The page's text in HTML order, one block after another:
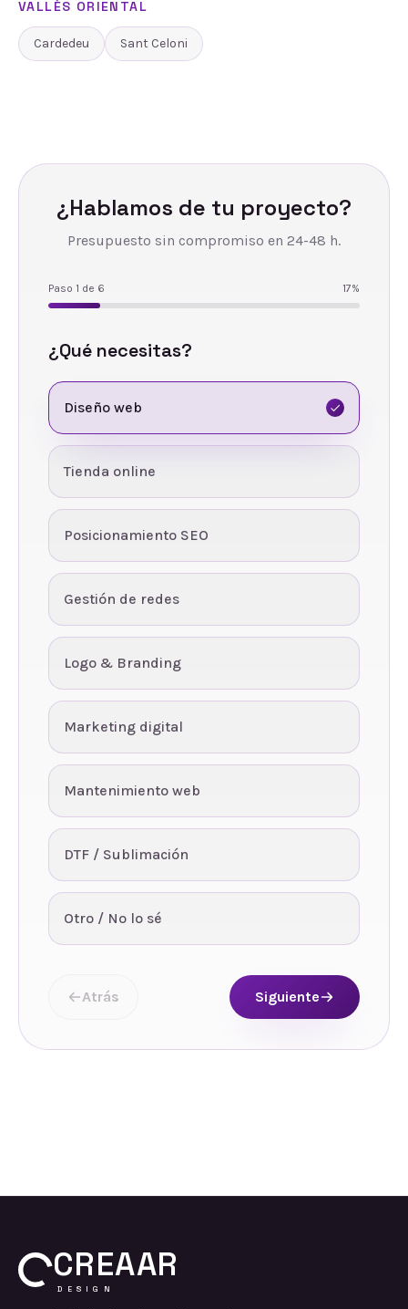
VALLÈS ORIENTAL
Cardedeu Sant Celoni
¿Hablamos de tu proyecto?
Presupuesto sin compromiso en 24-48 h.
Paso 1 de 6 17%
¿Qué necesitas?
Diseño web
Tienda online
Posicionamiento SEO
Gestión de redes
Logo & Branding
Marketing digital
Mantenimiento web
DTF / Sublimación
Otro / No lo sé
Atrás Siguiente
CREAAR
DESIGN